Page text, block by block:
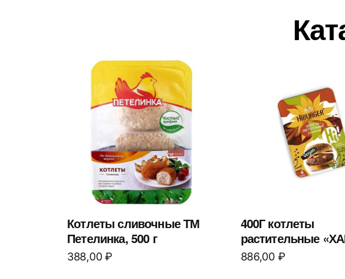
Котлеты сливочные ТМ
Петелинка, 500 г
388,00₽
400Г котлеты
растительные
886,00 ₽